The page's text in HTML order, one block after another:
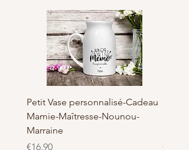
Petit Vase personnalisé-Cadeau
Mamie-Maîtresse-Nounou-
Marraine
価格
€16.90
価格
€23.50